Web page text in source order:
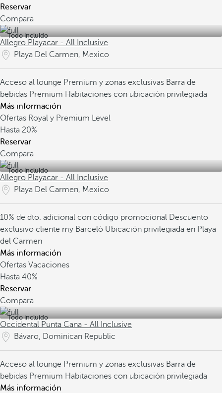
Reservar
Compara
Todo incluido
Allegro Playacar - All Inclusive
Playa Del Carmen, Mexico
Acceso al lounge Premium y zonas exclusivas Barra de
bebidas Premium Habitaciones con ubicación privilegiada
Más información
Ofertas Royal y Premium Level
Hasta 20%
Reservar
Compara
Todo incluido
Allegro Playacar - All Inclusive
Playa Del Carmen, Mexico
10% de dto. adicional con código promocional Descuento
exclusivo cliente my Barceló Ubicación privilegiada en Playa
del Carmen
Más información
Ofertas Vacaciones
Hasta 40%
Reservar
Compara
Todo incluido
Occidental Punta Cana - All Inclusive
Bávaro, Dominican Republic
Acceso al lounge Premium y zonas exclusivas Barra de
bebidas Premium Habitaciones con ubicación privilegiada
Más información